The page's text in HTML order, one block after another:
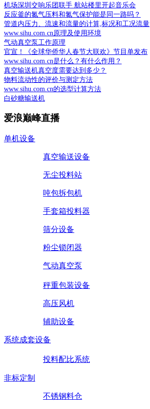
机场深圳交响乐团联手 航站楼里开起音乐会
反应釜的氮气压料和氮气保护能是同一路吗？
管道内压力、流速和流量的计算,标况和工况流量
www.sihu.com.cn原理及使用环境
气动真空泵工作原理
官宣！《全球华侨华人春节大联欢》节目单发布
www.sihu.com.cn是什么？有什么作用？
真空输送机真空度需要达到多少？
物料流动性的评价与测定方法
www.sihu.com.cn的选型计算方法
白砂糖输送机
爱浪巅峰直播
单机设备
真空输送设备
无尘投料站
吨包拆包机
手套箱投料器
筛分设备
粉尘锁闭器
气动真空泵
秤重包装设备
高压风机
辅助设备
系统成套设备
投料配比系统
非标定制
不锈钢料仓